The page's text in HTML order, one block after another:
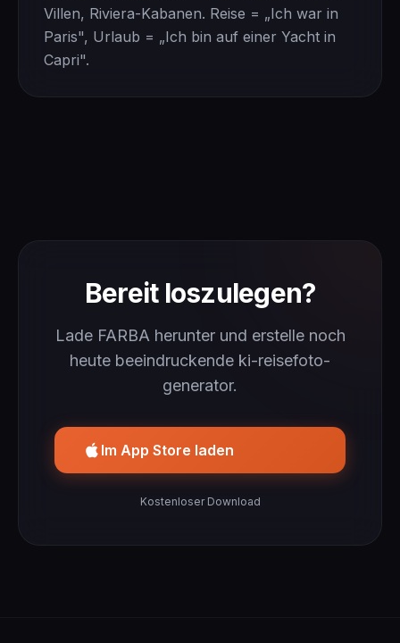
Villen, Riviera-Kabanen. Reise = „Ich war in
Paris", Urlaub = „Ich bin auf einer Yacht in
Capri".
Bereit loszulegen?
Lade FARBA herunter und erstelle noch
heute beeindruckende ki-reisefoto-
generator.
Im App Store laden
Kostenloser Download